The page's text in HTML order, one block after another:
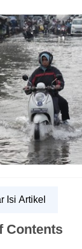
Isi Artikel
Contents